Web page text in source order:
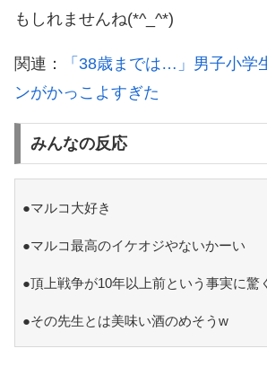
もしれませんね(*^_^*)
関連：
「38歳までは…」男子小学
ンがかっこよすぎた
みんなの反応
●マルコ大好き
●マルコ最高のイケオジやないかーい
●頂上戦争が10年以上前という事実に驚
●その先生とは美味い酒のめそうw